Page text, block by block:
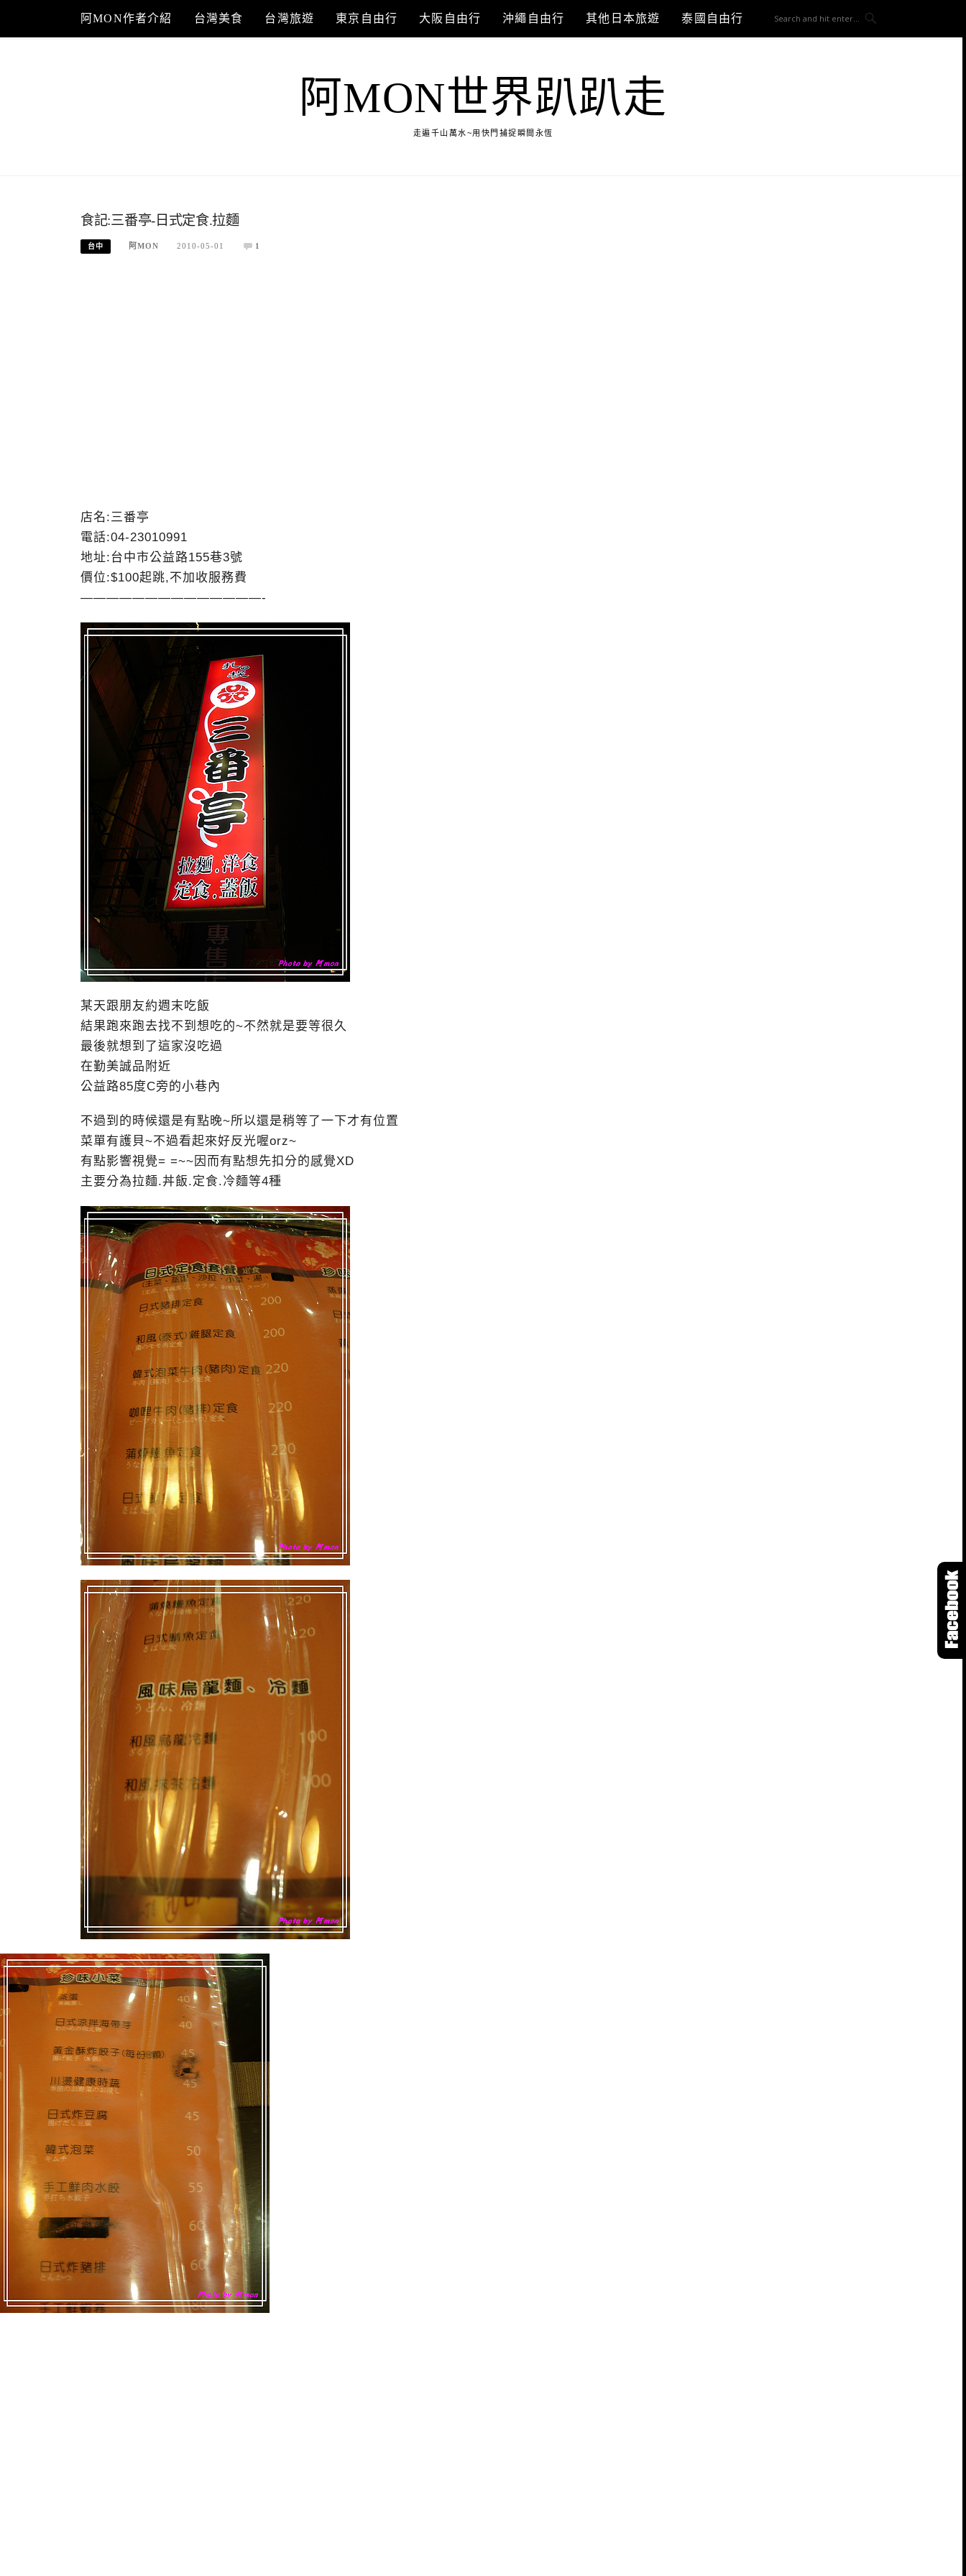
content
阿MON作者介紹 台灣美食 台灣旅遊 東京自由行 大阪自由行 沖繩自由行 其他日本旅遊 泰國自由行
阿MON世界趴趴走
走遍千山萬水~用快門捕捉瞬間永恆
食記:三番亭-日式定食.拉麵
台中 阿MON 2010-05-01 1
店名:三番亭
電話:04-23010991
地址:台中市公益路155巷3號
價位:$100起跳,不加收服務費
——————————————-
某天跟朋友約週末吃飯
結果跑來跑去找不到想吃的~不然就是要等很久
最後就想到了這家沒吃過
在勤美誠品附近
公益路85度C旁的小巷內
不過到的時候還是有點晚~所以還是稍等了一下才有位置
菜單有護貝~不過看起來好反光喔orz~
有點影響視覺= =~~因而有點想先扣分的感覺XD
主要分為拉麵.丼飯.定食.冷麵等4種